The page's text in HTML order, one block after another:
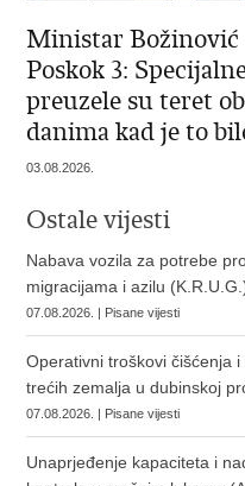
Ministar Božinović
Poskok 3:
preuzele su teret
danima kad je to
03.08.2026.
Ostale vijesti
Nabava vozila za potrebe
migracijama i azilu
07.08.2026. | Pisane vijesti
Operativni troškovi čišćenja
trećih zemalja u dubinskoj
07.08.2026. | Pisane vijesti
Unaprjeđenje kapaciteta i